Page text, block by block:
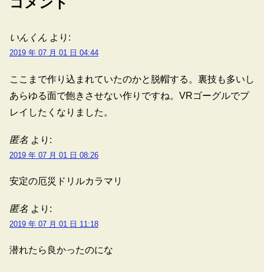
いんくん より:
2019 年 07 月 01 日 04:44
ここまで作り込まれていたのかと脱帽する。裏技も多いし
あらゆる面で飽きさせない作りですね。VRゴーグルでプ
レイしたくなりました。
匿名 より:
2019 年 07 月 01 日 08:26
安定の厄災ドリルカラマリ
匿名 より:
2019 年 07 月 01 日 11:18
潜れたら良かったのにな